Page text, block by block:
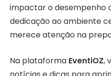
impactar o desempenho
dedicação ao ambiente
merece atenção na
Na plataforma EventiOZ,